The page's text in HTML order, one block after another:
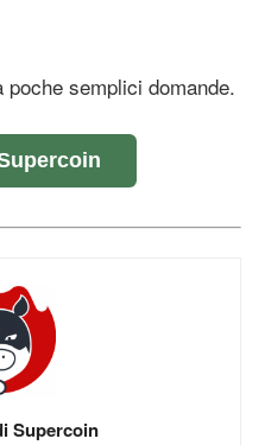
semplici domande.
Supercoin